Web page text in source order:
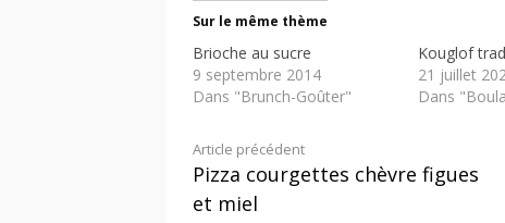
Sur le même thème
Brioche au sucre
9 septembre 2014
Dans "Brunch-Goûter"
Kouglof
21 juillet
Dans
Lire
la
Article précédent
Pizza courgettes chèvre figues
et miel